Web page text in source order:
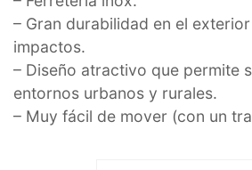
– Gran durabilidad en el
impactos.
– Diseño atractivo que permite
entornos urbanos y rurales.
– Muy fácil de mover (con un